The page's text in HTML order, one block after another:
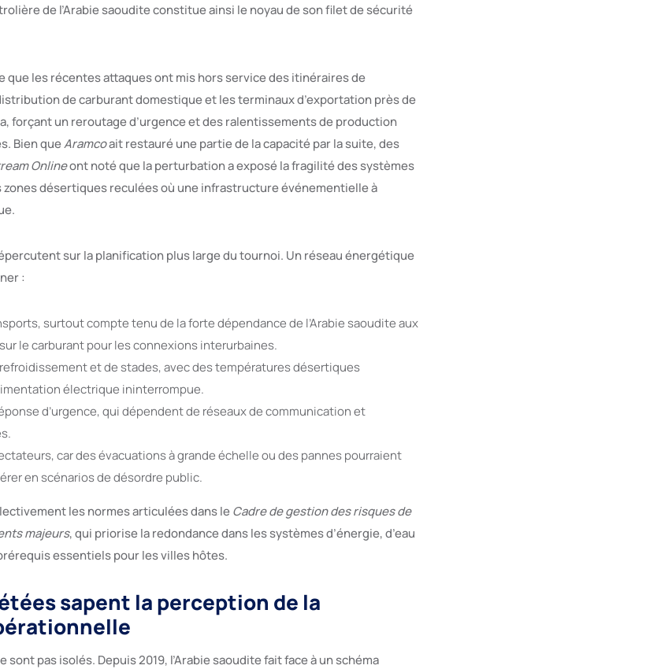
de l’Arabie saoudite constitue ainsi le noyau de son filet de sécurité
que les récentes attaques ont mis hors service des itinéraires de
de carburant domestique et les terminaux d’exportation près de
forçant un reroutage d’urgence et des ralentissements de production
Bien queAramcoait restauré une partie de la capacité par la suite, des
Onlineont noté que la perturbation a exposé la fragilité des systèmes
zones désertiques reculées où une infrastructure événementielle à
sur la planification plus large du tournoi. Un réseau énergétique
:
surtout compte tenu de la forte dépendance de l’Arabie saoudite aux
le carburant pour les connexions interurbaines.
et de stades, avec des températures désertiques
électrique ininterrompue.
d’urgence, qui dépendent de réseaux de communication et
car des évacuations à grande échelle ou des pannes pourraient
en scénarios de désordre public.
les normes articulées dans leCadre de gestion des risques de
majeurs, qui priorise la redondance dans les systèmes d’énergie, d’eau
essentiels pour les villes hôtes.
sapent la perception de la
pas isolés. Depuis 2019, l’Arabie saoudite fait face à un schéma